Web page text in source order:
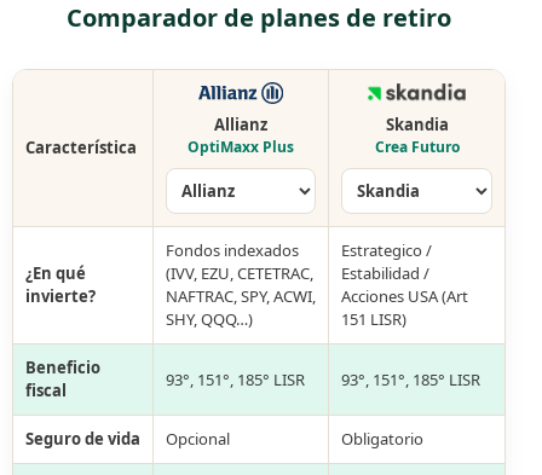
Comparador de planes de retiro
Característica
Allianz
OptiMaxx Plus
Skandia
Crea Futuro
¿En qué
invierte?
Fondos indexados
(IVV, EZU, CETETRAC,
NAFTRAC, SPY, ACWI,
SHY, QQQ…)
Estrategico /
Estabilidad /
Acciones USA (Art
151 LISR)
Beneficio
fiscal
93°, 151°, 185° LISR 93°, 151°, 185° LISR
Seguro de vida Opcional Obligatorio